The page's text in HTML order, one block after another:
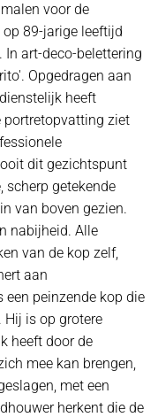
voor de
op 89-jarige leeftijd
art-deco-belettering
Opgedragen aan
heeft
portretopvatting ziet
dit gezichtspunt
scherp getekende
van boven gezien.
nabijheid. Alle
van de kop zelf,
aan
peinzende kop die
Hij is op grotere
heeft door de
mee kan brengen,
met een
herkent die de